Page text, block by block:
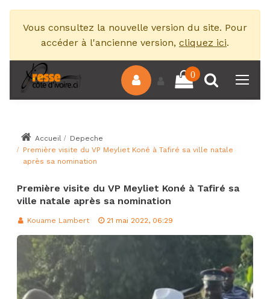
Vous consultez la nouvelle version du site. Pour
accéder à l'ancienne version, cliquez ici.
0
Accueil
Depeche
Première visite du VP Meyliet Koné à Tafiré sa ville natale
après sa nomination
Première visite du VP Meyliet Koné à Tafiré sa
ville natale après sa nomination
Kouame Lambert 21 mai 2022, 06:29